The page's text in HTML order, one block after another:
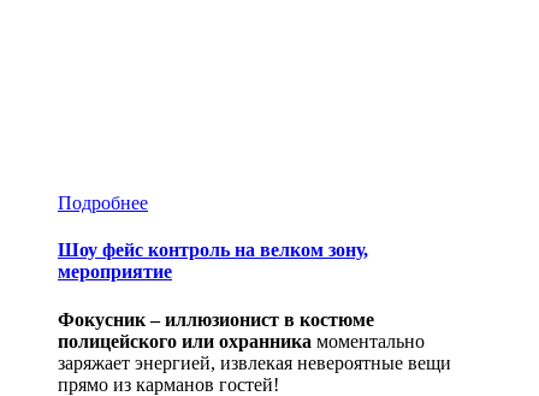
Подробнее
Шоу фейс контроль на велком зону,
мероприятие
Фокусник – иллюзионист в костюме
полицейского или охранника моментально
заряжает энергией, извлекая невероятные вещи
прямо из карманов гостей!